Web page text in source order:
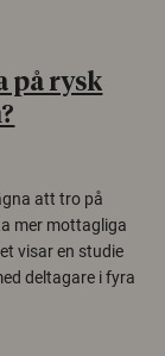
på rysk
att tro på
mer mottagliga
visar en studie
deltagare i fyra